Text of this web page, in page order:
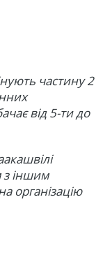
частину 2
від 5-ти до
з іншим
організацію